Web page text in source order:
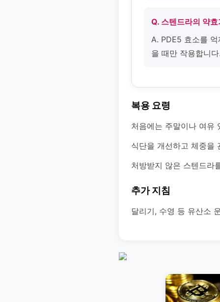
Q. 스텐드라의 약
A. PDE5 효소를
을 때만 작용합니
복용 요령
처음에는 주말이나 여유
식단을 개선하고 체중을
처방받지 않은 스텐드라
추가 지침
달리기, 수영 등 유산소